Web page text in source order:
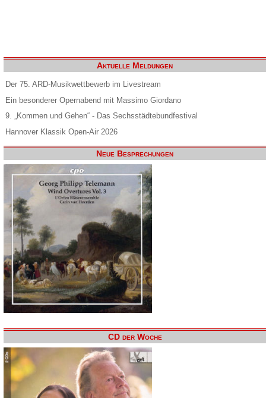
Aktuelle Meldungen
Der 75. ARD-Musikwettbewerb im Livestream
Ein besonderer Opernabend mit Massimo Giordano
9. „Kommen und Gehen“ - Das Sechsstädtebundfestival
Hannover Klassik Open-Air 2026
Neue Besprechungen
CD der Woche